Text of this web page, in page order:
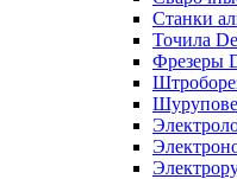
Станки
Точила
Фрезеры